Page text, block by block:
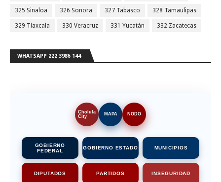
325 Sinaloa 326 Sonora 327 Tabasco 328 Tamaulipas
329 Tlaxcala 330 Veracruz 331 Yucatán 332 Zacatecas
WHATSAPP 222 3986 144
Cholula
City
MAPA NODO
GOBIERNO
FEDERAL
GOBIERNO ESTADO MUNICIPIOS
DIPUTADOS PARTIDOS INSEGURIDAD